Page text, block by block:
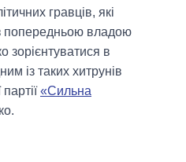
гравців, які
попередньою владою
зорієнтуватися в
із таких хитрунів
«Сильна